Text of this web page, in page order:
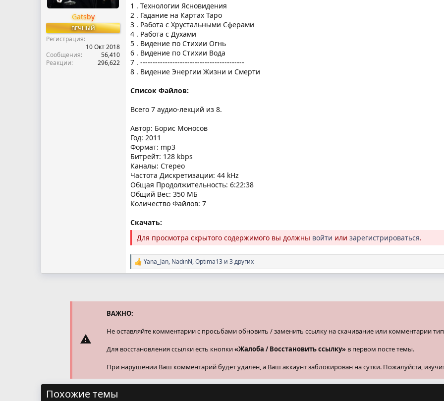
Gatsby
ВЕЧНЫЙ
Регистрация
10 Окт 2018
Сообщения
56,410
Реакции
296,622
1 . Технологии Ясновидения
2 . Гадание на Картах Таро
3 . Работа с Хрустальными Сферами
4 . Работа с Духами
5 . Видение по Стихии Огнь
6 . Видение по Стихии Вода
7 . ------------------------------------------
8 . Видение Энергии Жизни и Смерти
Список Файлов:
Всего 7 аудио-лекций из 8.
Автор: Борис Моносов
Год: 2011
Формат: mp3
Битрейт: 128 kbps
Каналы: Стерео
Частота Дискретизации: 44 kHz
Общая Продолжительность: 6:22:38
Общий Вес: 350 МБ
Количество Файлов: 7
Скачать:
Для просмотра скрытого содержимого вы должны войти или зарегистрироваться.
Р
е
и
Yana_Jan, NadinN,Optima13 и 3 других
ВАЖНО:
Не оставляйте комментарии с просьбами обновить / заменить ссылку на скачивание или комментарии
Для восстановления ссылки есть кнопки«Жалоба / Восстановить ссылку» в первом посте темы.
При нарушении Ваш комментарий будет удален, а Ваш аккаунт заблокирован на сутки. Пожалуйста,
Похожие темы